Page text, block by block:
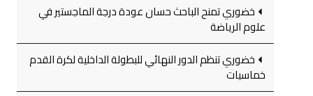
خضوري تمنح الباحث حسان عودة درجة الماجستير في
علوم الرياضة
خضوري تنظم الدور النهائي للبطولة الداخلية لكرة القدم
خماسيات